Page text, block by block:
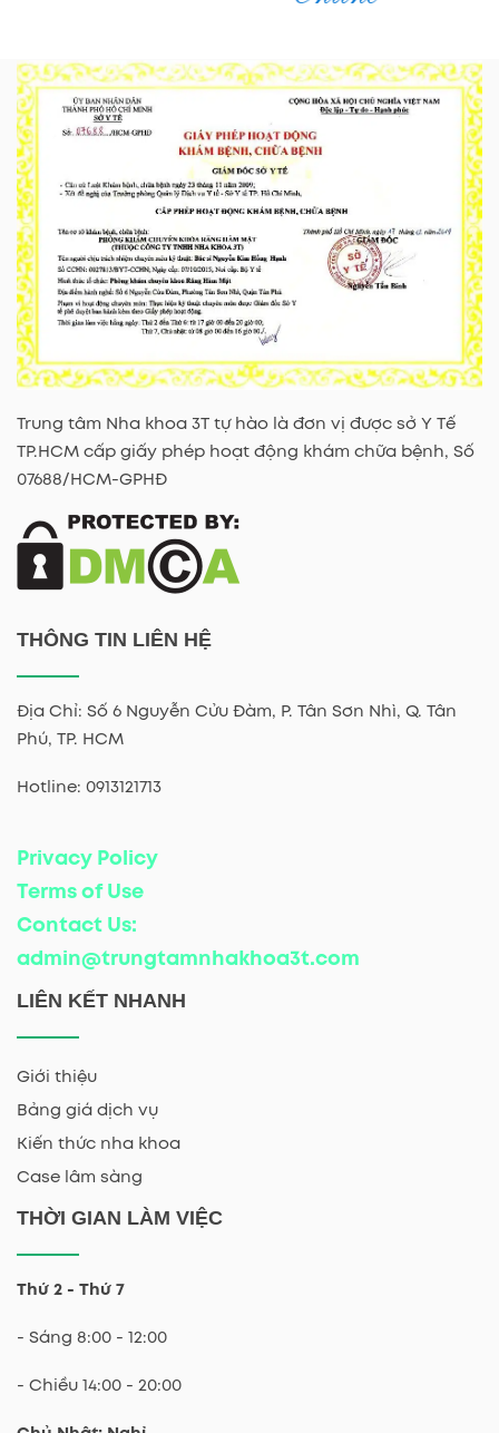
Trung tâm Nha khoa 3T tự hào là đơn vị được sở Y Tế
TP.HCM cấp giấy phép hoạt động khám chữa bệnh, Số
07688/HCM-GPHĐ
THÔNG TIN LIÊN HỆ
Địa Chỉ: Số 6 Nguyễn Cửu Đàm, P. Tân Sơn Nhì, Q. Tân
Phú, TP. HCM
Hotline: 0913121713
Privacy Policy
Terms of Use
Contact Us:
admin@trungtamnhakhoa3t.com
LIÊN KẾT NHANH
Giới thiệu
Bảng giá dịch vụ
Kiến thức nha khoa
Case lâm sàng
THỜI GIAN LÀM VIỆC
Thứ 2 - Thứ 7
- Sáng 8:00 - 12:00
- Chiều 14:00 - 20:00